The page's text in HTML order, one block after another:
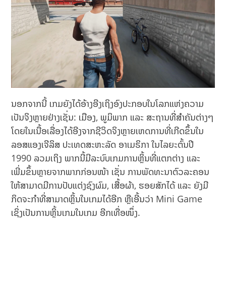
ນອກຈາກນີ້ ເກມຍັງໄດ້ອ້າງອີງເຖິງອົງປະກອບໃນໂລກແຫ່ງຄວາມ
ເປັນຈິງຫຼາຍຢ່າງເຊັ່ນ: ເມືອງ, ພູມິພາກ ແລະ ສະຖານທີ່ສຳຄັນຕ່າງໆ
ໂດຍໃນເນື້ອເລື່ອງໄດ້ອີງຈາກຊີວິດຈິງຫຼາຍເຫດການທີ່ເກີດຂຶ້ນໃນ
ລອສແອງເຈີລິສ ປະເທດສະຫະລັດ ອາເມຣິກາ ໃນໄລຍະຕົ້ນປີ
1990 ລວມເຖິງ ພາກນີ້ມີລະບົບເກມການຫຼິ້ນທີ່ແຕກຕ່າງ ແລະ
ເພີ່ມຂຶ້ນຫຼາຍຈາກພາກກ່ອນໜ້າ ເຊັ່ນ ການພັດທະນາຕົວລະຄອນ
ໃຫ້ສາມາດມີການປັບແຕ່ງຊົງຜົມ, ເສື້ອຜ້າ, ຮອຍສັກໄດ້ ແລະ ຍັງມີ
ກິດຈະກຳທີ່ສາມາດຫຼິ້ນໃນເກມໄດ້ອີກ ຫຼືເອີ້ນວ່າ Mini Game
ເຊິ່ງເປັນການຫຼິ້ນເກມໃນເກມ ອີກເທື່ອໜຶ່ງ.